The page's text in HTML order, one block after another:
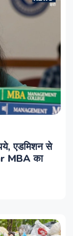
एडमिशन से
MBA का